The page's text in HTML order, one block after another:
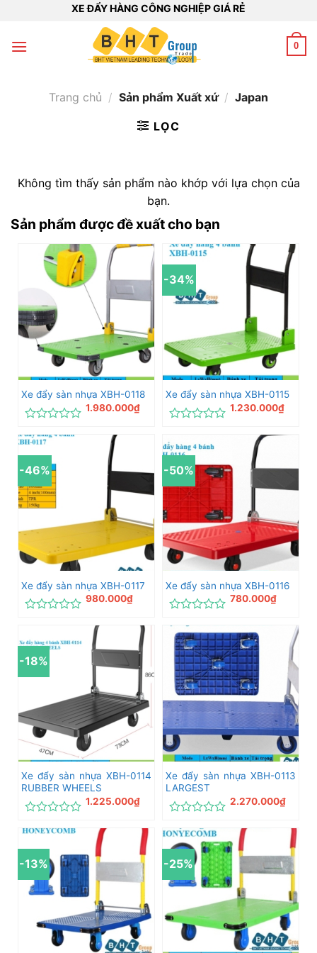
nội
XE ĐẨY HÀNG CÔNG NGHIỆP GIÁ RẺ
0
Trang chủ / Sản phẩm Xuất xứ / Japan
LỌC
Không tìm thấy sản phẩm nào khớp với lựa chọn của
bạn.
Sản phẩm được đề xuất cho bạn
Xe đẩy sàn nhựa XBH-0118
xếp
0
5
sao
1.980.000₫
-34%
Xe đẩy sàn nhựa XBH-0115
xếp
hạng
0
5
sao
1.230.000₫
-46%
Xe đẩy sàn nhựa XBH-0117
hạng
0
5
sao
980.000₫
-50%
Xe đẩy sàn nhựa XBH-0116
xếp
hạng
5
sao
780.000₫
-18%
Xe đẩy sàn nhựa XBH-0114
RUBBER WHEELS
xếp
0
5
sao
1.225.000₫
Xe đẩy sàn nhựa XBH-0113
LARGEST
xếp
hạng
0
5
sao
2.270.000₫
-13% -25%